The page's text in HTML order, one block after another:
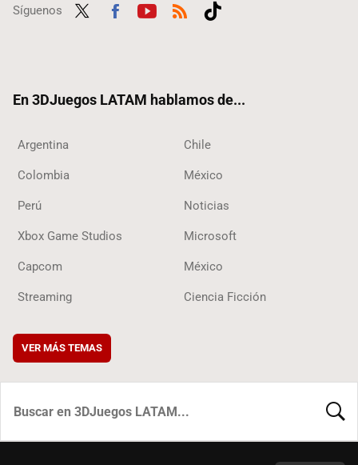
Síguenos
En 3DJuegos LATAM hablamos de...
Argentina Chile
Colombia México
Perú Noticias
Xbox Game Studios Microsoft
Capcom México
Streaming Ciencia Ficción
VER MÁS TEMAS